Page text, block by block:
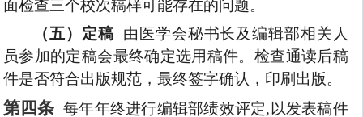
面检查三个校次稿样可能存在的问题。
（五）定稿
由医学会秘书长及编辑部相关人
员参加的定稿会最终确定选用稿件。检查通读后稿
件是否符合出版规范，最终签字确认，印刷出版。
第四条 每年年终进行编辑部绩效评定,以发表稿件